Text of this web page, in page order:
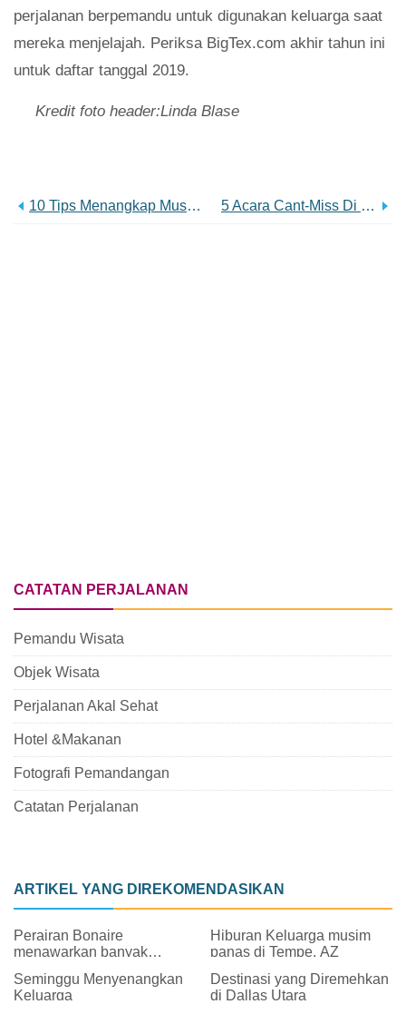
perjalanan berpemandu untuk digunakan keluarga saat
mereka menjelajah. Periksa BigTex.com akhir tahun ini
untuk daftar tanggal 2019.
Kredit foto header:Linda Blase
10 Tips Menangkap Musik Langsung Di Dallas 5 Acara Cant-Miss Di SOLUNA 2019
CATATAN PERJALANAN
Pemandu Wisata
Objek Wisata
Perjalanan Akal Sehat
Hotel &Makanan
Fotografi Pemandangan
Catatan Perjalanan
ARTIKEL YANG DIREKOMENDASIKAN
Perairan Bonaire
menawarkan banyak
Hiburan Keluarga musim
panas di Tempe, AZ
Seminggu Menyenangkan
Keluarga
Destinasi yang Diremehkan
di Dallas Utara